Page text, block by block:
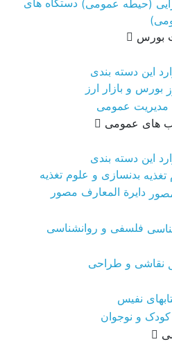
این دسته بندی
بورس و بازار ارز
عمومی
های عمومی
این دسته بندی
بدنسازی و علوم تغذیه
دایرة المعارف مصور
فلسفی و روانشناسی
و طراحی
نفیس
و نوجوان